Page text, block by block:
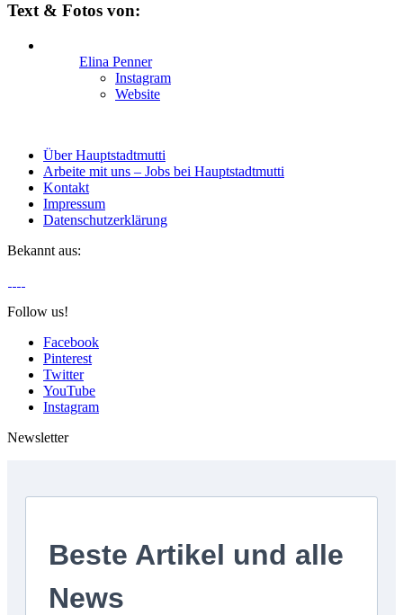
Text & Fotos von:
Elina Penner
Instagram
Website
Über Hauptstadtmutti
Arbeite mit uns – Jobs bei Hauptstadtmutti
Kontakt
Impressum
Datenschutzerklärung
Bekannt aus:
Follow us!
Facebook
Pinterest
Twitter
YouTube
Instagram
Newsletter